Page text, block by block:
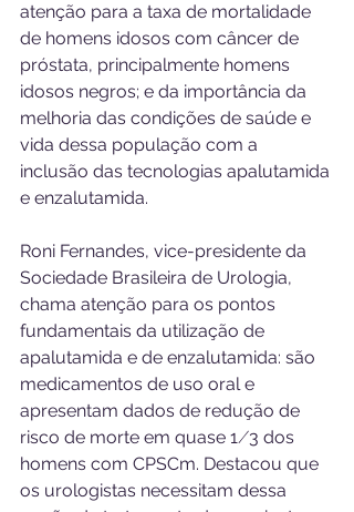
atenção para a taxa de mortalidade
de homens idosos com câncer de
próstata, principalmente homens
idosos negros; e da importância da
melhoria das condições de saúde e
vida dessa população com a
inclusão das tecnologias apalutamida
e enzalutamida.
Roni Fernandes, vice-presidente da
Sociedade Brasileira de Urologia,
chama atenção para os pontos
fundamentais da utilização de
apalutamida e de enzalutamida: são
medicamentos de uso oral e
apresentam dados de redução de
risco de morte em quase 1 ⁄ 3 dos
homens com CPSCm. Destacou que
os urologistas necessitam dessa